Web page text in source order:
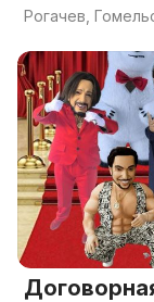
Рогачев,